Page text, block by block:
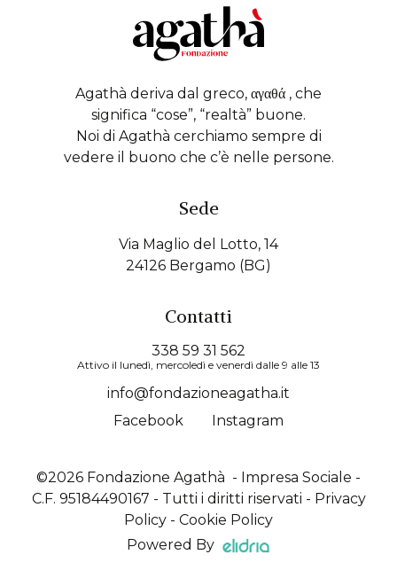
Agathà deriva dal greco, αγαθά , che
significa “cose”, “realtà” buone.
Noi di Agathà cerchiamo sempre di
vedere il buono che c’è nelle persone.
Sede
Via Maglio del Lotto, 14
24126 Bergamo (BG)
Contatti
338 59 31 562
Attivo il lunedì, mercoledì e venerdì dalle 9 alle 13
info@fondazioneagatha.it
Facebook
Instagram
©2026 Fondazione Agathà - Impresa Sociale -
C.F. 95184490167 - Tutti i diritti riservati - Privacy
Policy - Cookie Policy
Powered By